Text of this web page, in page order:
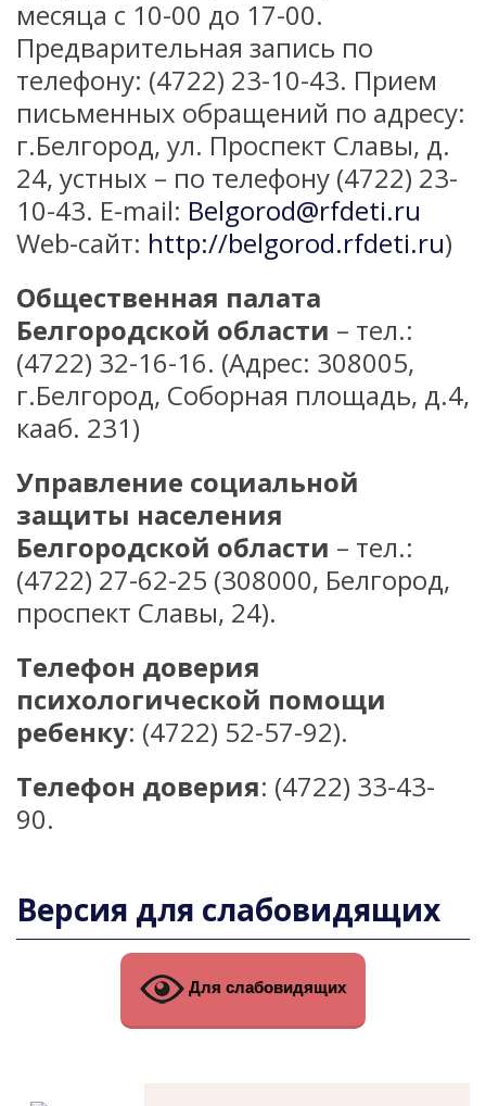
месяца с 10-00 до 17-00.
Предварительная запись по
телефону: (4722) 23-10-43. Прием
письменных обращений по адресу:
г.Белгород, ул. Проспект Славы, д.
24, устных – по телефону (4722) 23-
10-43. Е-mail: Belgorod@rfdeti.ru
Web-сайт: http://belgorod.rfdeti.ru)
Общественная палата
Белгородской области – тел.:
(4722) 32-16-16. (Адрес: 308005,
г.Белгород, Соборная площадь, д.4,
кааб. 231)
Управление социальной
защиты населения
Белгородской области – тел.:
(4722) 27-62-25 (308000, Белгород,
проспект Славы, 24).
Телефон доверия
психологической помощи
ребенку: (4722) 52-57-92).
Телефон доверия: (4722) 33-43-
90.
Версия для слабовидящих
Для слабовидящих